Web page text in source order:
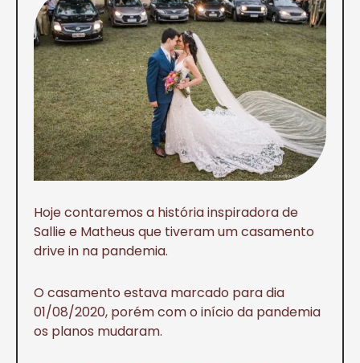
Hoje contaremos a história inspiradora de
Sallie e Matheus que tiveram um casamento
drive in na pandemia.
O casamento estava marcado para dia
01/08/2020, porém com o início da pandemia
os planos mudaram.